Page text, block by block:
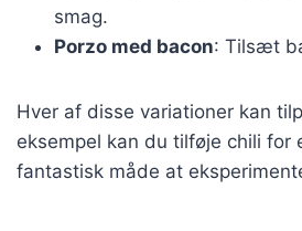
smag.
Porzo med bacon: Tilsæt
Hver af disse variationer kan
eksempel kan du tilføje chili for
fantastisk måde at